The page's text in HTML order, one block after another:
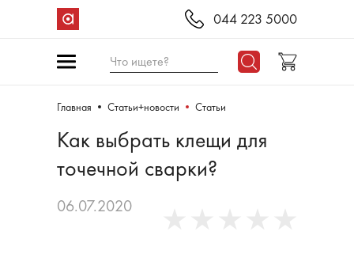
044 223 5000
Что ищете?
Главная Статьи+новости Статьи
Как выбрать клещи для
точечной сварки?
06.07.2020